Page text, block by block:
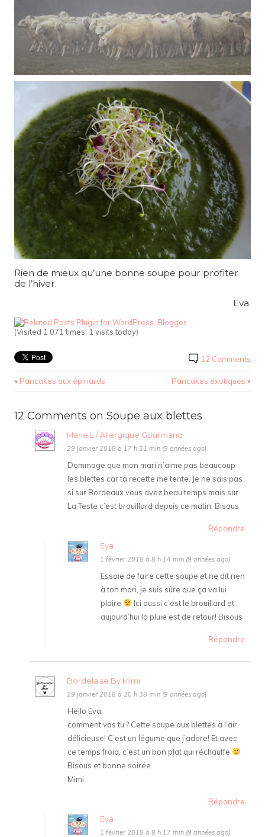
Rien de mieux qu’une bonne soupe pour profiter
de l’hiver.
Eva.
(Visited 1 071 times, 1 visits today)
12 Comments
« Pancakes aux épinards Pancakes exotiques »
12 Comments on Soupe aux blettes
Marie L / Allergique Gourmand
29 janvier 2018 à 17 h 31 min (9 années ago)
Dommage que mon mari n’aime pas beaucoup
les blettes car ta recette me tente. Je ne sais pas
si sur Bordeaux vous avez beau temps mais sur
La Teste c’est brouillard depuis ce matin. Bisous
Répondre
Eva
1 février 2018 à 8 h 14 min (9 années ago)
Essaie de faire cette soupe et ne dit rien
à ton mari, je suis sûre que ça va lui
plaire
Ici aussi c’est le brouillard et
aujourd’hui la pluie est de retour! Bisous
Répondre
Bordelaise By Mimi
29 janvier 2018 à 20 h 38 min (9 années ago)
Hello Eva,
comment vas tu ? Cette soupe aux blettes à l’air
délicieuse! C’est un légume que j’adore! Et avec
ce temps froid, c’est un bon plat qui réchauffe
Bisous et bonne soirée
Mimi
Répondre
Eva
1 février 2018 à 8 h 17 min (9 années ago)